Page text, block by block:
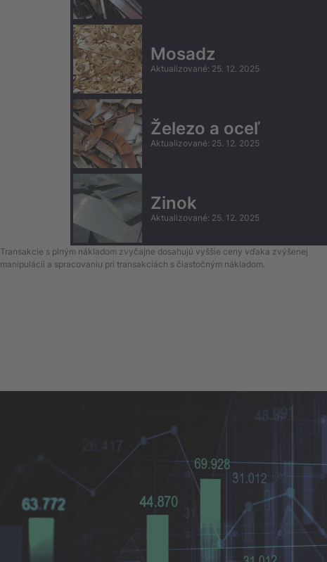
Mosadz
Aktualizované: 25. 12. 2025
Železo a oceľ
Aktualizované: 25. 12. 2025
Zinok
Aktualizované: 25. 12. 2025
Transakcie s plným nákladom zvyčajne dosahujú vyššie ceny vďaka zvýšenej
manipulácii a spracovaniu pri transakciách s čiastočným nákladom.